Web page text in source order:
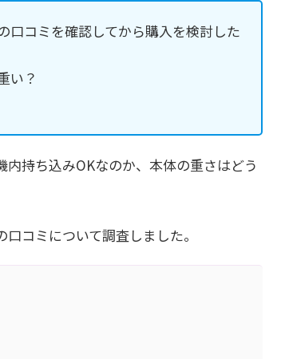
口コミを確認してから購入を検討した
い？
持ち込みOKなのか、本体の重さはどう
コミについて調査しました。